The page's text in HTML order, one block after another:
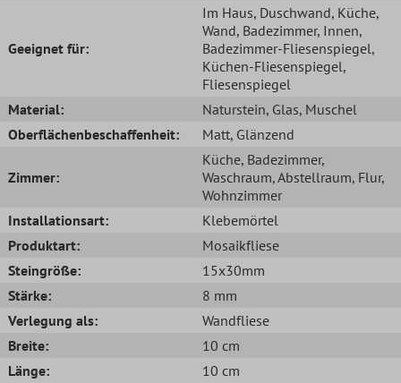
Geeignet für:
Im Haus, Duschwand, Küche,
Wand, Badezimmer, Innen,
Badezimmer-Fliesenspiegel,
Küchen-Fliesenspiegel,
Fliesenspiegel
Material:
Naturstein, Glas, Muschel
Oberflächenbeschaffenheit:
Matt, Glänzend
Zimmer:
Küche, Badezimmer,
Waschraum, Abstellraum, Flur,
Wohnzimmer
Installationsart:
Klebemörtel
Produktart:
Mosaikfliese
Steingröße:
15x30mm
Stärke:
8 mm
Verlegung als:
Wandfliese
Breite:
10 cm
Länge:
10 cm